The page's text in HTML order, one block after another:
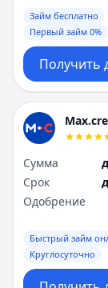
Займ бесплатно
Первый займ 0%
Получить
Сумма
Срок
Одобрение
Быстрый займ
Круглосуточно